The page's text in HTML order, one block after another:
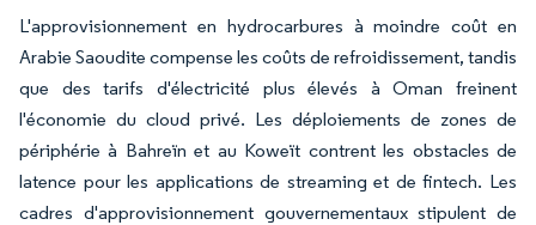
L'approvisionnement en hydrocarbures à moindre coût en
Arabie Saoudite compense les coûts de refroidissement, tandis
que des tarifs d'électricité plus élevés à Oman freinent
l'économie du cloud privé. Les déploiements de zones de
périphérie à Bahreïn et au Koweït contrent les obstacles de
latence pour les applications de streaming et de fintech. Les
cadres d'approvisionnement gouvernementaux stipulent de